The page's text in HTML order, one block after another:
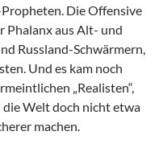
Die Offensive
Phalanx aus Alt- und
Russland-Schwärmern,
Und es kam noch
„Realisten“,
Welt doch nicht etwa
machen.